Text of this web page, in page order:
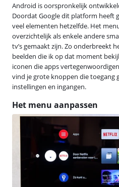
Android is oorspronkelijk
Doordat Google dit platform heeft
veel elementen hetzelfde. Het
overzichtelijk als enkele andere
tv’s gemaakt zijn. Zo onderbreekt
beelden die ik op dat moment
iconen die apps
vind je grote knoppen die toegang
instellingen en ingangen.
Het menu aanpassen